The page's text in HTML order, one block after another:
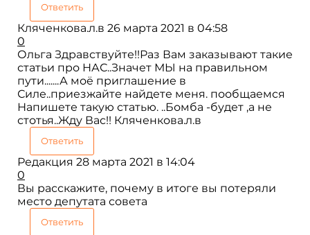
Ответить
Кляченкова.л.в 26 марта 2021 в 04:58
0
Ольга Здравствуйте!!Раз Вам заказывают такие
статьи про НАС..Значет МЫ на правильном
пути.......А моё приглашение в
Силе..приезжайте найдете меня. пообщаемся
Напишете такую статью. ..Бомба -будет ,а не
стотья..Жду Вас!! Кляченкова.л.в
Ответить
Редакция 28 марта 2021 в 14:04
0
Вы расскажите, почему в итоге вы потеряли
место депутата совета
Ответить